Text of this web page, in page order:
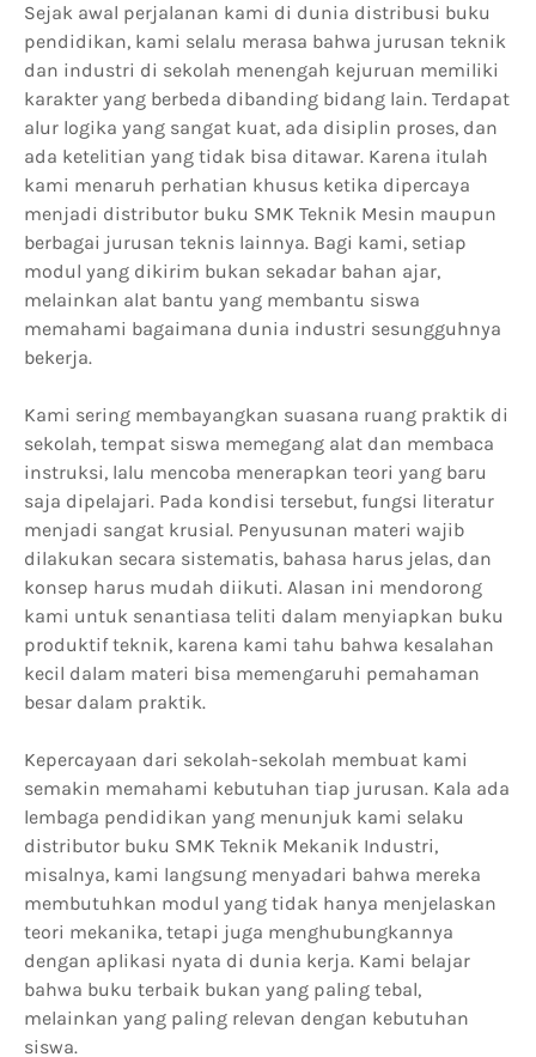
Sejak awal perjalanan kami di dunia distribusi buku
pendidikan, kami selalu merasa bahwa jurusan teknik
dan industri di sekolah menengah kejuruan memiliki
karakter yang berbeda dibanding bidang lain. Terdapat
alur logika yang sangat kuat, ada disiplin proses, dan
ada ketelitian yang tidak bisa ditawar. Karena itulah
kami menaruh perhatian khusus ketika dipercaya
menjadi distributor buku SMK Teknik Mesin maupun
berbagai jurusan teknis lainnya. Bagi kami, setiap
modul yang dikirim bukan sekadar bahan ajar,
melainkan alat bantu yang membantu siswa
memahami bagaimana dunia industri sesungguhnya
bekerja.
Kami sering membayangkan suasana ruang praktik di
sekolah, tempat siswa memegang alat dan membaca
instruksi, lalu mencoba menerapkan teori yang baru
saja dipelajari. Pada kondisi tersebut, fungsi literatur
menjadi sangat krusial. Penyusunan materi wajib
dilakukan secara sistematis, bahasa harus jelas, dan
konsep harus mudah diikuti. Alasan ini mendorong
kami untuk senantiasa teliti dalam menyiapkan buku
produktif teknik, karena kami tahu bahwa kesalahan
kecil dalam materi bisa memengaruhi pemahaman
besar dalam praktik.
Kepercayaan dari sekolah-sekolah membuat kami
semakin memahami kebutuhan tiap jurusan. Kala ada
lembaga pendidikan yang menunjuk kami selaku
distributor buku SMK Teknik Mekanik Industri,
misalnya, kami langsung menyadari bahwa mereka
membutuhkan modul yang tidak hanya menjelaskan
teori mekanika, tetapi juga menghubungkannya
dengan aplikasi nyata di dunia kerja. Kami belajar
bahwa buku terbaik bukan yang paling tebal,
melainkan yang paling relevan dengan kebutuhan
siswa.